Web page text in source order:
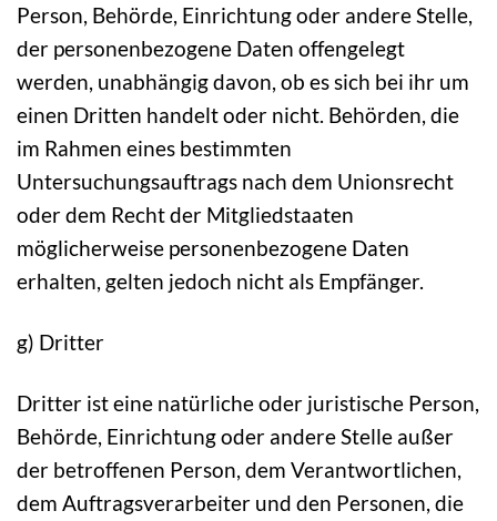
Person, Behörde, Einrichtung oder andere Stelle,
der personenbezogene Daten offengelegt
werden, unabhängig davon, ob es sich bei ihr um
einen Dritten handelt oder nicht. Behörden, die
im Rahmen eines bestimmten
Untersuchungsauftrags nach dem Unionsrecht
oder dem Recht der Mitgliedstaaten
möglicherweise personenbezogene Daten
erhalten, gelten jedoch nicht als Empfänger.
g) Dritter
Dritter ist eine natürliche oder juristische Person,
Behörde, Einrichtung oder andere Stelle außer
der betroffenen Person, dem Verantwortlichen,
dem Auftragsverarbeiter und den Personen, die